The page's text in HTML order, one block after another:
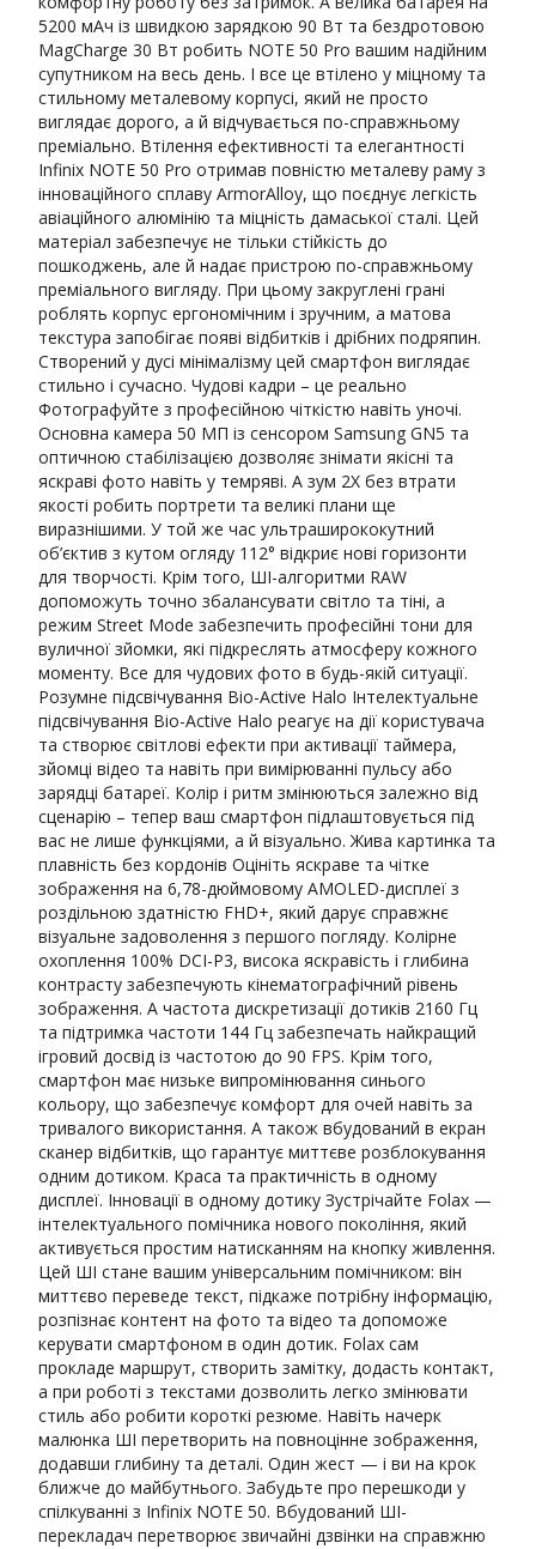
5200 мАч із швидкою зарядкою 90 Вт та бездротовою
MagCharge 30 Вт робить NOTE 50 Pro вашим надійним
супутником на весь день. І все це втілено у міцному та
стильному металевому корпусі, який не просто
виглядає дорого, а й відчувається по-справжньому
преміально. Втілення ефективності та елегантності
Infinix NOTE 50 Pro отримав повністю металеву раму з
інноваційного сплаву ArmorAlloy, що поєднує легкість
авіаційного алюмінію та міцність дамаської сталі. Цей
матеріал забезпечує не тільки стійкість до
пошкоджень, але й надає пристрою по-справжньому
преміального вигляду. При цьому закруглені грані
роблять корпус ергономічним і зручним, а матова
текстура запобігає появі відбитків і дрібних подряпин.
Створений у дусі мінімалізму цей смартфон виглядає
стильно і сучасно. Чудові кадри – це реально
Фотографуйте з професійною чіткістю навіть уночі.
Основна камера 50 МП із сенсором Samsung GN5 та
оптичною стабілізацією дозволяє знімати якісні та
яскраві фото навіть у темряві. А зум 2X без втрати
якості робить портрети та великі плани ще
виразнішими. У той же час ультраширококутний
об’єктив з кутом огляду 112° відкриє нові горизонти
для творчості. Крім того, ШІ-алгоритми RAW
допоможуть точно збалансувати світло та тіні, а
режим Street Mode забезпечить професійні тони для
вуличної зйомки, які підкреслять атмосферу кожного
моменту. Все для чудових фото в будь-якій ситуації.
Розумне підсвічування Bio-Active Halo Інтелектуальне
підсвічування Bio-Active Halo реагує на дії користувача
та створює світлові ефекти при активації таймера,
зйомці відео та навіть при вимірюванні пульсу або
зарядці батареї. Колір і ритм змінюються залежно від
сценарію – тепер ваш смартфон підлаштовується під
вас не лише функціями, а й візуально. Жива картинка та
плавність без кордонів Оцініть яскраве та чітке
зображення на 6,78-дюймовому AMOLED-дисплеї з
роздільною здатністю FHD+, який дарує справжнє
візуальне задоволення з першого погляду. Колірне
охоплення 100% DCI-P3, висока яскравість і глибина
контрасту забезпечують кінематографічний рівень
зображення. А частота дискретизації дотиків 2160 Гц
та підтримка частоти 144 Гц забезпечать найкращий
ігровий досвід із частотою до 90 FPS. Крім того,
смартфон має низьке випромінювання синього
кольору, що забезпечує комфорт для очей навіть за
тривалого використання. А також вбудований в екран
сканер відбитків, що гарантує миттєве розблокування
одним дотиком. Краса та практичність в одному
дисплеї. Інновації в одному дотику Зустрічайте Folax —
інтелектуального помічника нового покоління, який
активується простим натисканням на кнопку живлення.
Цей ШІ стане вашим універсальним помічником: він
миттєво переведе текст, підкаже потрібну інформацію,
розпізнає контент на фото та відео та допоможе
керувати смартфоном в один дотик. Folax сам
прокладе маршрут, створить замітку, додасть контакт,
а при роботі з текстами дозволить легко змінювати
стиль або робити короткі резюме. Навіть начерк
малюнка ШІ перетворить на повноцінне зображення,
додавши глибину та деталі. Один жест — і ви на крок
ближче до майбутнього. Забудьте про перешкоди у
спілкуванні з Infinix NOTE 50. Вбудований ШІ-
перекладач перетворює звичайні дзвінки на справжню